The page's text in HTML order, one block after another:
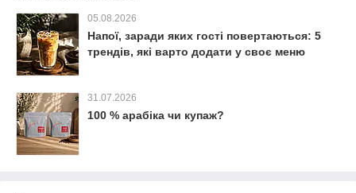
05.08.2026
Напої, заради яких гості повертаються: 5
трендів, які варто додати у своє меню
31.07.2026
100 % арабіка чи купаж?